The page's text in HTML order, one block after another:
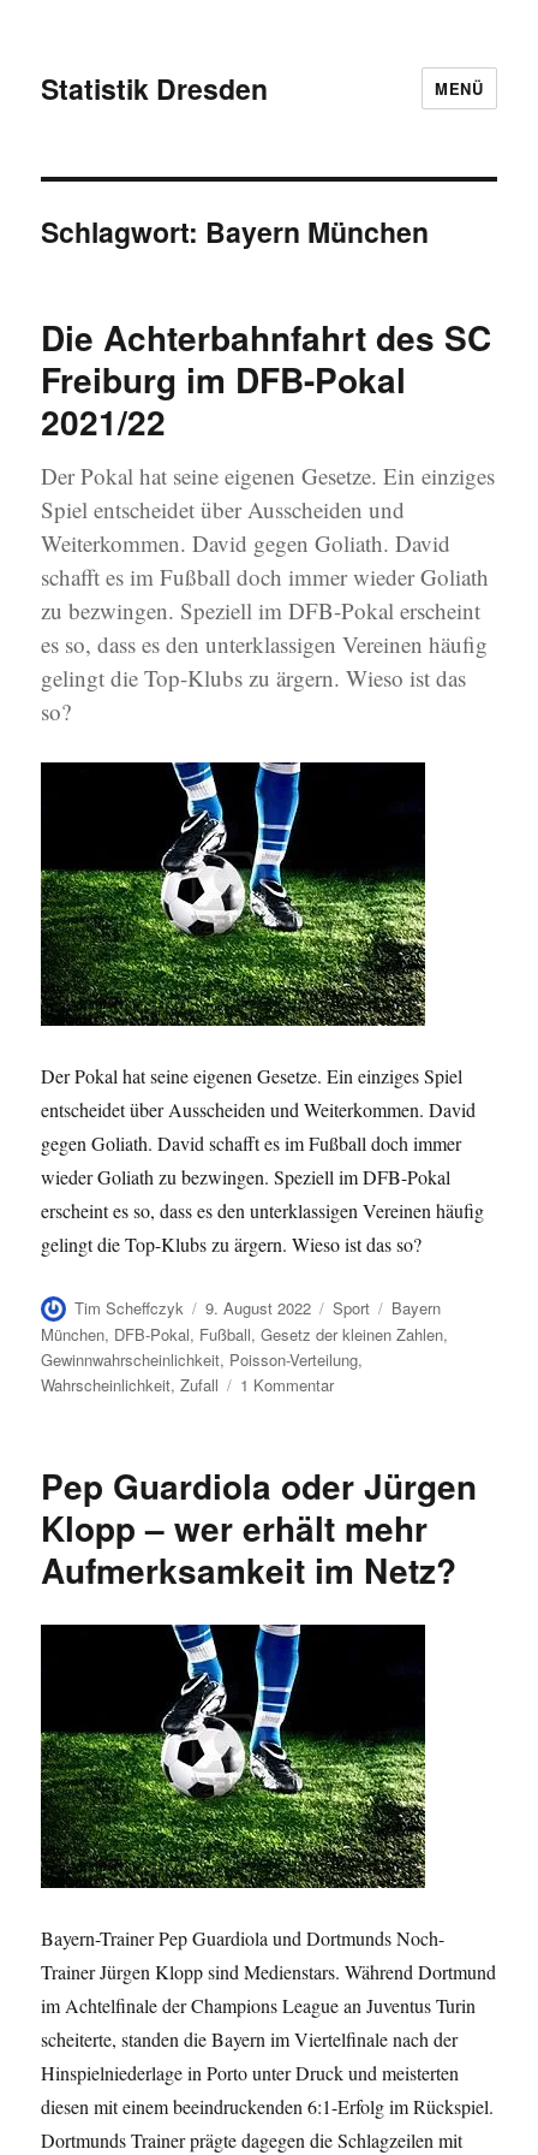
Statistik Dresden MENÜ
Schlagwort: Bayern München
Die Achterbahnfahrt des SC
Freiburg im DFB-Pokal
2021/22
Der Pokal hat seine eigenen Gesetze. Ein einziges
Spiel entscheidet über Ausscheiden und
Weiterkommen. David gegen Goliath. David
schafft es im Fußball doch immer wieder Goliath
zu bezwingen. Speziell im DFB-Pokal erscheint
es so, dass es den unterklassigen Vereinen häufig
gelingt die Top-Klubs zu ärgern. Wieso ist das
so?
Der Pokal hat seine eigenen Gesetze. Ein einziges Spiel
entscheidet über Ausscheiden und Weiterkommen. David
gegen Goliath. David schafft es im Fußball doch immer
wieder Goliath zu bezwingen. Speziell im DFB-Pokal
erscheint es so, dass es den unterklassigen Vereinen häufig
gelingt die Top-Klubs zu ärgern. Wieso ist das so?
Autor
Tim Scheffczyk
Veröffentlicht
am
9. August 2022 Kategorien
Sport Schlagwörter
Bayern
München, DFB-Pokal, Fußball,Gesetz der kleinen Zahlen,
Gewinnwahrscheinlichkeit, Poisson-Verteilung,
Wahrscheinlichkeit,Zufall 1 Kommentarzu
SC
im
DFB-
Pokal
Pep Guardiola oder Jürgen
Klopp – wer erhält mehr
Aufmerksamkeit im Netz?
Bayern-Trainer Pep Guardiola und Dortmunds Noch-
Trainer Jürgen Klopp sind Medienstars. Während Dortmund
im Achtelfinale der Champions League an Juventus Turin
scheiterte, standen die Bayern im Viertelfinale nach der
Hinspielniederlage in Porto unter Druck und meisterten
diesen mit einem beeindruckenden 6:1-Erfolg im Rückspiel.
Dortmunds Trainer prägte dagegen die Schlagzeilen mit